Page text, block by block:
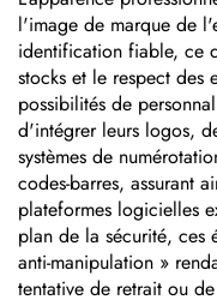
l'image de marque de
identification fiable, ce
stocks et le respect des
possibilités de
d'intégrer leurs logos,
systèmes de
codes-barres, assurant
plateformes logicielles
plan de la sécurité, ces
anti-manipulation »
tentative de retrait ou